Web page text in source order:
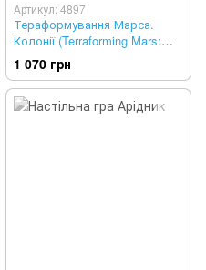
Артикул: 4897
Тераформування Марса.
Колонії (Terraforming Mars:
Colonies)(укр)
1 070 грн